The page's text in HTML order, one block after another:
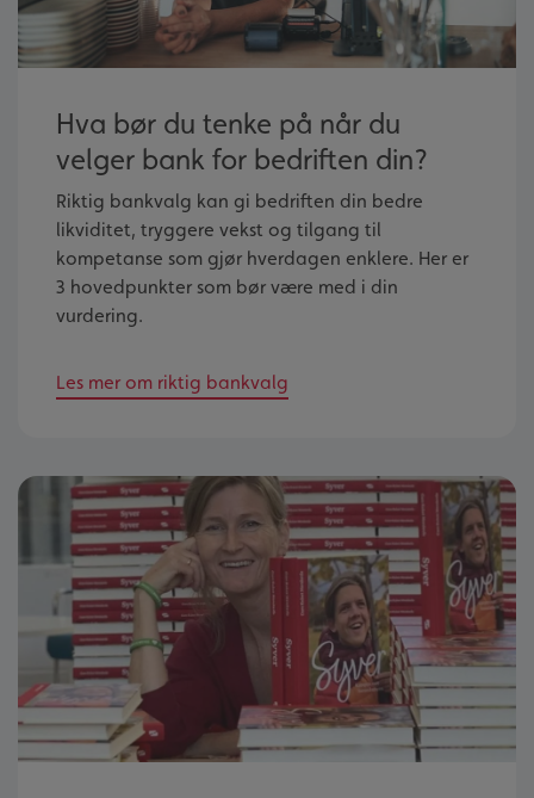
Hva bør du tenke på når du
velger bank for bedriften din?
Riktig bankvalg kan gi bedriften din bedre
likviditet, tryggere vekst og tilgang til
kompetanse som gjør hverdagen enklere. Her er
3 hovedpunkter som bør være med i din
vurdering.
Les mer om riktig bankvalg